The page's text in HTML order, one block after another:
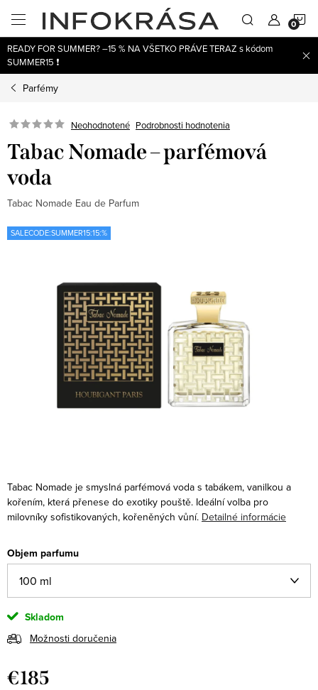
obsah
READY FOR SUMMER? –15 % NA VŠETKO PRÁVE TERAZ s kódom
SUMMER15 ❗
Parfémy
Neohodnotené Podrobnosti hodnotenia
Tabac Nomade – parfémová
voda
Tabac Nomade Eau de Parfum
SALECODE:SUMMER15:15:%
Tabac Nomade je smyslná parfémová voda s tabákem, vanilkou a
kořením, která přenese do exotiky pouště. Ideální volba pro
milovníky sofistikovaných, kořeněných vůní. Detailné informácie
Objem parfumu
Skladom
Možnosti doručenia
€185